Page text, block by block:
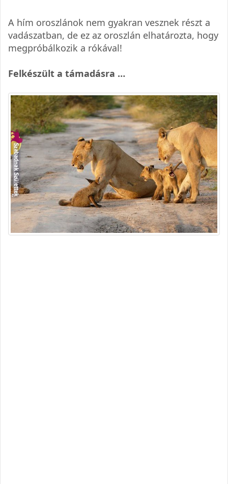
A hím oroszlánok nem gyakran vesznek részt a
vadászatban, de ez az oroszlán elhatározta, hogy
megpróbálkozik a rókával!
Felkészült a támadásra …